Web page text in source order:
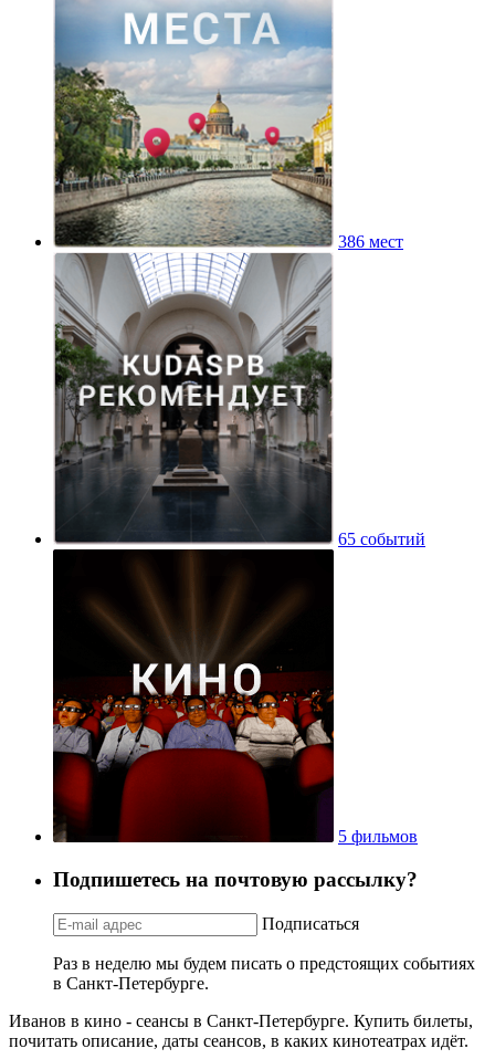
386 мест
65 событий
5 фильмов
Подпишетесь на почтовую рассылку?
Подписаться
Раз в неделю мы будем писать о предстоящих событиях
в Санкт-Петербурге.
Иванов в кино - сеансы в Санкт-Петербурге. Купить билеты,
почитать описание, даты сеансов, в каких кинотеатрах идёт.